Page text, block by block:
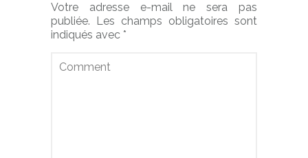
Votre adresse e-mail ne sera pas
publiée.
Les champs obligatoires sont
indiqués avec *